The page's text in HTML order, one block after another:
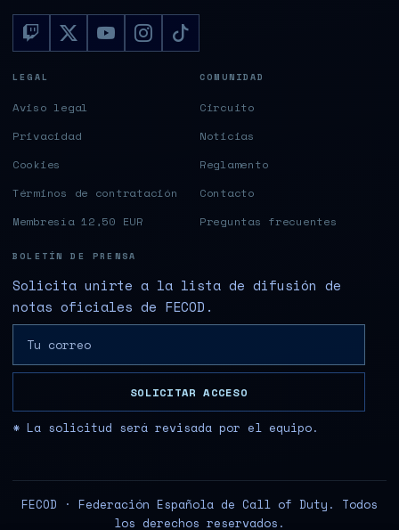
LEGAL
Aviso legal
Privacidad
Cookies
Términos de contratación
Membresía 12,50 EUR
COMUNIDAD
Circuito
Noticias
Reglamento
Contacto
Preguntas frecuentes
BOLETÍN DE PRENSA
Solicita unirte a la lista de difusión de
notas oficiales de FECOD.
SOLICITAR ACCESO
* La solicitud será revisada por el equipo.
FECOD · Federación Española de Call of Duty. Todos
los derechos reservados.